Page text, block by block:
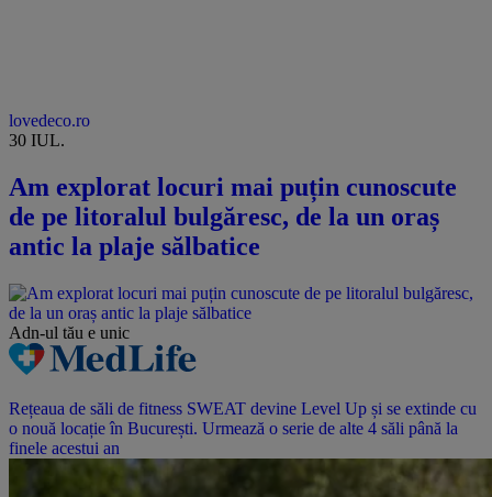
lovedeco.ro
30 IUL.
Am explorat locuri mai puțin cunoscute
de pe litoralul bulgăresc, de la un oraș
antic la plaje sălbatice
Adn-ul tău e unic
Rețeaua de săli de fitness SWEAT devine Level Up și se extinde cu
o nouă locație în București. Urmează o serie de alte 4 săli până la
finele acestui an